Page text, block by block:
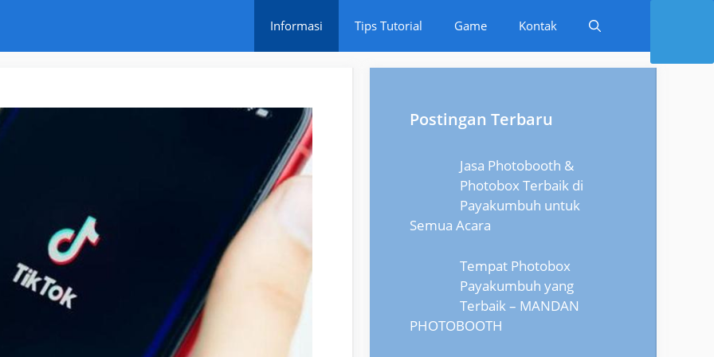
Informasi Tips Tutorial Game Kontak
Postingan Terbaru
Jasa Photobooth &
Photobox Terbaik di
Payakumbuh untuk
Semua Acara
Tempat Photobox
Payakumbuh yang
Terbaik – MANDAN
PHOTOBOOTH